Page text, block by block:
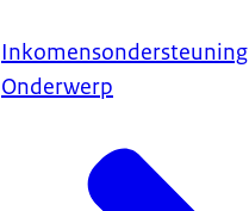
Inkomensondersteuning
Onderwerp